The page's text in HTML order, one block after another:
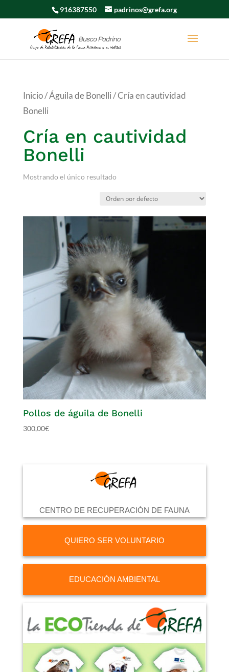
916387550 padrinos@grefa.org
Inicio/Águila de Bonelli / Cría en cautividad
Bonelli
Cría en cautividad
Bonelli
Mostrando el único resultado
Pollos de águila de Bonelli
300,00€
CENTRO DE RECUPERACIÓN DE FAUNA
QUIERO SER VOLUNTARIO
EDUCACIÓN AMBIENTAL